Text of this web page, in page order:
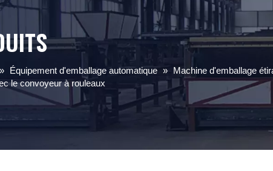
» Équipement d'emballage automatique » Machine d'emballage
le convoyeur à rouleaux